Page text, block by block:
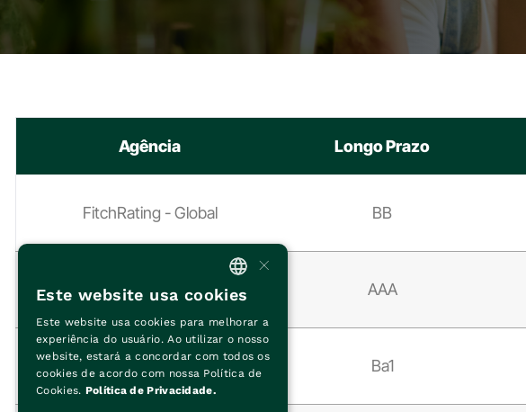
Agência Longo Prazo
FitchRating - Global BB
FitchRating - Local AAA
Moody's - Global Ba1
PORTUGUESE
ENGLISH
×
Este website usa cookies
Este website usa cookies para melhorar a
experiência do usuário. Ao utilizar o nosso
website, estará a concordar com todos os
cookies de acordo com nossa Política de
Cookies. Política de Privacidade.